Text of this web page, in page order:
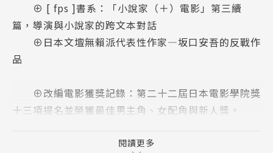
⊕ [ fps ]書系：「小說家（＋）電影」第三續
篇，導演與小說家的跨文本對話
⊕日本文壇無賴派代表性作家—坂口安吾的反戰作
品
⊕改編電影獲獎記錄：第二十二屆日本電影學院獎
十三項提名並榮獲最佳男主角、女配角與新人獎。
⊕日本影史唯一榮獲兩座坎城影展金棕獎導演——
閱讀更多